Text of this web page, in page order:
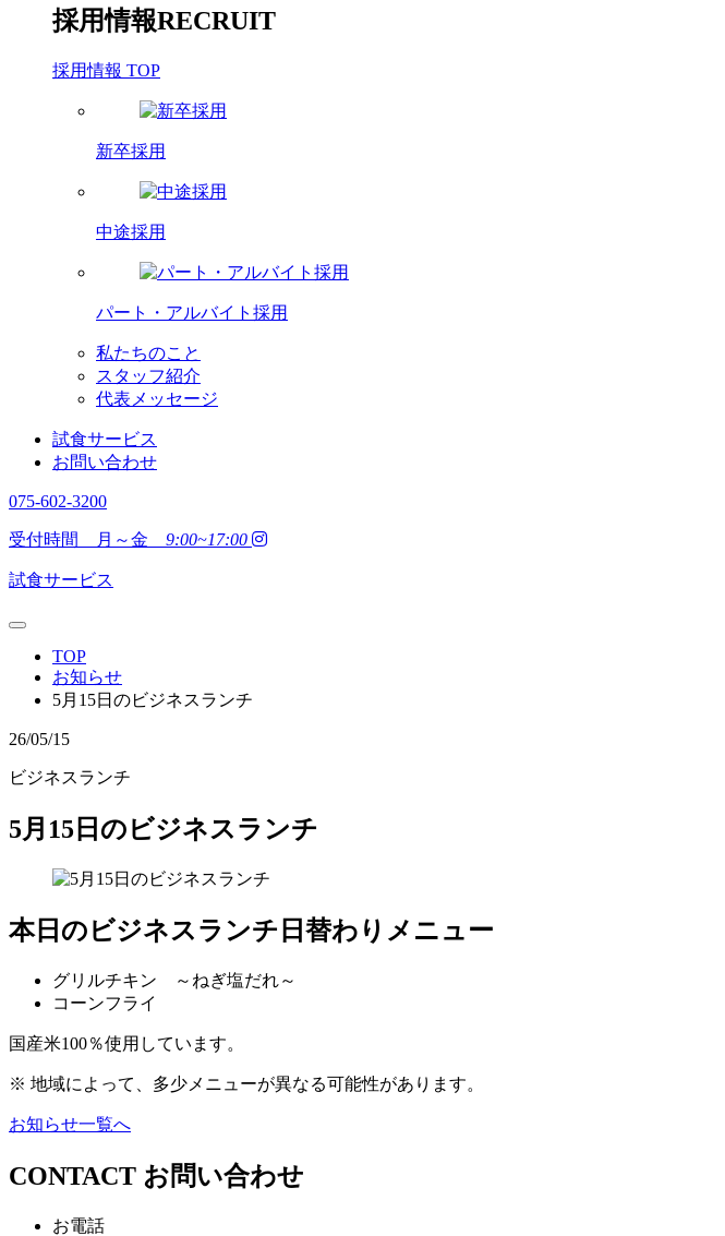
採用情報RECRUIT
採用情報 TOP
新卒採用
中途採用
パート・アルバイト採用
私たちのこと
スタッフ紹介
代表メッセージ
試食サービス
お問い合わせ
075-602-3200
受付時間 月～金 9:00~17:00
試食サービス
TOP
お知らせ
5月15日のビジネスランチ
26/05/15
ビジネスランチ
5月15日のビジネスランチ
本日のビジネスランチ日替わりメニュー
グリルチキン ～ねぎ塩だれ～
コーンフライ
国産米100％使用しています。
※ 地域によって、多少メニューが異なる可能性があります。
お知らせ一覧へ
CONTACT お問い合わせ
お電話